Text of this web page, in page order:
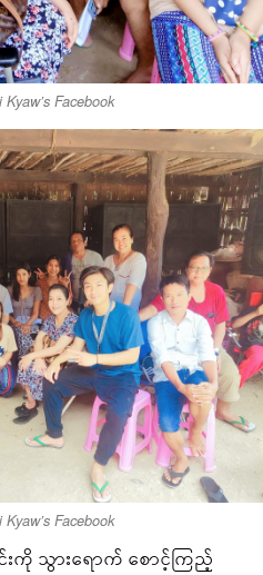
Facebook
Facebook
ကို သွားရောက် စောင့်ကြည့်